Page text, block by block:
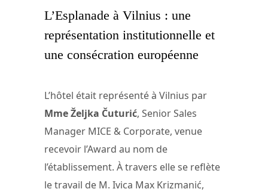
L’Esplanade à Vilnius : une
représentation institutionnelle et
une consécration européenne
L’hôtel était représenté à Vilnius par
Mme Željka Čuturić, Senior Sales
Manager MICE & Corporate, venue
recevoir l’Award au nom de
l’établissement. À travers elle se reflète
le travail de M. Ivica Max Krizmanić,